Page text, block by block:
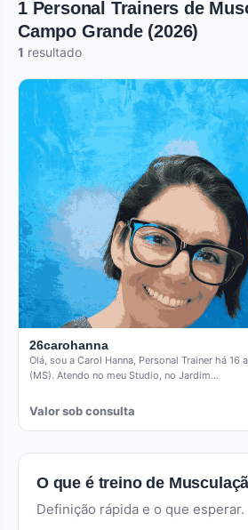
1 Personal Trainers de
Campo Grande (2026)
1 resultado
26carohanna
Olá, sou a Carol Hanna, Personal Trainer há 16
(MS). Atendo no meu Studio, no Jardim…
Valor sob consulta
O que é treino de
Definição rápida e o que esperar.